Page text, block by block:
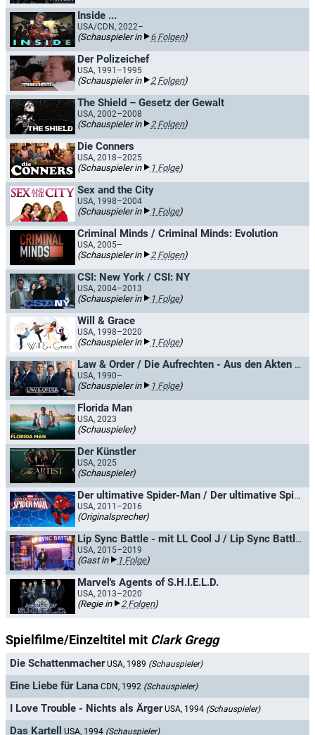
Inside ...
USA/CDN, 2022–
(Schauspieler in 6 Folgen)
Der Polizeichef
USA, 1991–1995
(Schauspieler in 2 Folgen)
The Shield – Gesetz der Gewalt
USA, 2002–2008
(Schauspieler in 2 Folgen)
Die Conners
USA, 2018–2025
(Schauspieler in 1 Folge)
Sex and the City
USA, 1998–2004
(Schauspieler in 1 Folge)
Criminal Minds / Criminal Minds: Evolution
USA, 2005–
(Schauspieler in 2 Folgen)
CSI: New York / CSI: NY
USA, 2004–2013
(Schauspieler in 1 Folge)
Will & Grace
USA, 1998–2020
(Schauspieler in 1 Folge)
Law & Order / Die Aufrechten - Aus den Akten der Straße
USA, 1990–
(Schauspieler in 1 Folge)
Florida Man
USA, 2023
(Schauspieler)
Der Künstler
USA, 2025
(Schauspieler)
Der ultimative Spider-Man / Der ultimative Spider-Man gegen die Sinistren 6
USA, 2011–2016
(Originalsprecher)
Lip Sync Battle - mit LL Cool J / Lip Sync Battle Shorties - Nick
USA, 2015–2019
(Gast in 1 Folge)
Marvel's Agents of S.H.I.E.L.D.
USA, 2013–2020
(Regie in 2 Folgen)
Spielfilme/Einzeltitel mit Clark Gregg
Die Schattenmacher USA, 1989 (Schauspieler)
Eine Liebe für Lana CDN, 1992 (Schauspieler)
I Love Trouble - Nichts als Ärger USA, 1994 (Schauspieler)
Das Kartell USA, 1994 (Schauspieler)